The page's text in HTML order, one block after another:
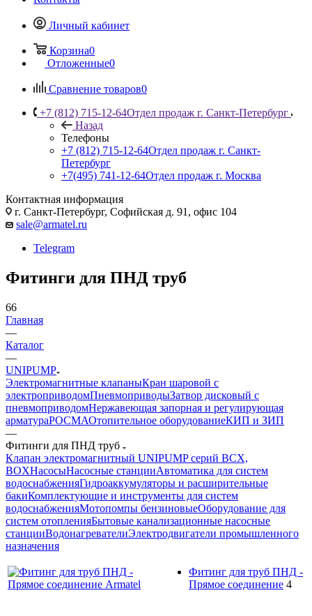
Личный кабинет
Корзина0
Отложенные0
Сравнение товаров0
+7 (812) 715-12-64Отдел продаж г. Санкт-Петербург
Назад
Телефоны
+7 (812) 715-12-64Отдел продаж г. Санкт-
Петербург
+7(495) 741-12-64Отдел продаж г. Москва
Контактная информация
г. Санкт-Петербург, Софийская д. 91, офис 104
sale@armatel.ru
Telegram
Фитинги для ПНД труб
66
Главная
—
Каталог
—
UNIPUMP
Электромагнитные клапаныКран шаровой с
электроприводомПневмоприводыЗатвор дисковый с
пневмоприводомНержавеющая запорная и регулирующая
арматураРОСМАОтопительное оборудованиеКИП и ЗИП
—
Фитинги для ПНД труб
Клапан электромагнитный UNIPUMP серий BCX,
BOXНасосыНасосные станцииАвтоматика для систем
водоснабженияГидроаккумуляторы и расширительные
бакиКомплектующие и инструменты для систем
водоснабженияМотопомпы бензиновыеОборудование для
систем отопленияБытовые канализационные насосные
станцииВодонагревателиЭлектродвигатели промышленного
назначения
Фитинг для труб ПНД -
Прямое соединение 4